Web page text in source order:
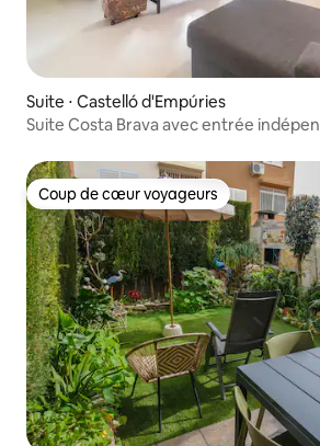
Suite ⋅ Castelló d'Empúries
Suite Costa Brava avec entrée
Coup de cœur voyageurs
Coup de cœur voyageurs